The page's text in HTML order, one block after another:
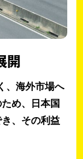
開
、海外市場へ
め、日本国
、その利益